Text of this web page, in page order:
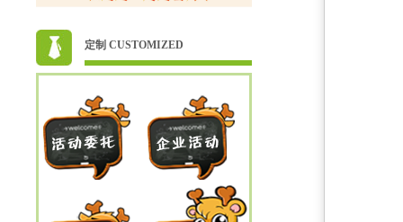
定制 CUSTOMIZED